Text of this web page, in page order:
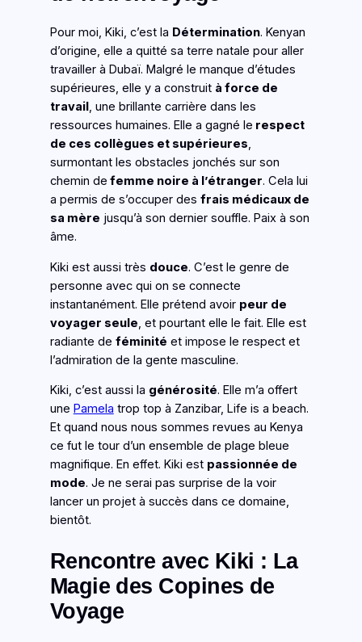
Pour moi, Kiki, c’est la Détermination. Kenyan
d’origine, elle a quitté sa terre natale pour aller
travailler à Dubaï. Malgré le manque d’études
supérieures, elle y a construit à force de
travail, une brillante carrière dans les
ressources humaines. Elle a gagné le respect
de ces collègues et supérieures,
surmontant les obstacles jonchés sur son
chemin de femme noire à l’étranger. Cela lui
a permis de s’occuper des frais médicaux de
sa mère jusqu’à son dernier souffle. Paix à son
âme.
Kiki est aussi très douce. C’est le genre de
personne avec qui on se connecte
instantanément. Elle prétend avoir peur de
voyager seule, et pourtant elle le fait. Elle est
radiante de féminité et impose le respect et
l’admiration de la gente masculine.
Kiki, c’est aussi la générosité. Elle m’a offert
une Pamela trop top à Zanzibar, Life is a beach.
Et quand nous nous sommes revues au Kenya
ce fut le tour d’un ensemble de plage bleue
magnifique. En effet. Kiki est passionnée de
mode. Je ne serai pas surprise de la voir
lancer un projet à succès dans ce domaine,
bientôt.
Rencontre avec Kiki : La
Magie des Copines de
Voyage